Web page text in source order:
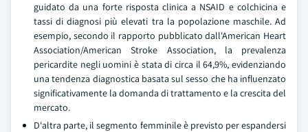
guidato da una forte risposta clinica a NSAID e colchicina e
tassi di diagnosi più elevati tra la popolazione maschile. Ad
esempio, secondo il rapporto pubblicato dall'American Heart
Association/American Stroke Association, la prevalenza
pericardite negli uomini è stata di circa il 64,9%, evidenziando
una tendenza diagnostica basata sul sesso che ha influenzato
significativamente la domanda di trattamento e la crescita del
mercato.
D'altra parte, il segmento femminile è previsto per espandersi